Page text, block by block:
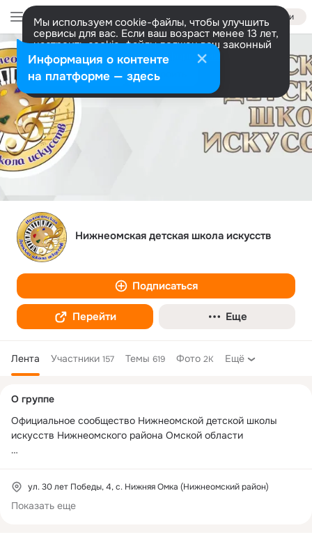
Войти
Мы используем cookie-файлы, чтобы улучшить
сервисы для вас. Если ваш возраст менее 13 лет,
настроить cookie-файлы должен ваш законный
представитель. Больше информации
Разрешить все Настроить
Нижнеомская детская школа искусств
Подписаться
Перейти Еще
Лента Участники 157 Темы 619 Фото 2K Ещё
колонка
О группе
Официальное сообщество Нижнеомской детской школы
искусств Нижнеомского района Омской области
ВКонтакте:
ул. 30 лет Победы, 4, с. Нижняя Омка (Нижнеомский район)
Показать еще
Информация о контенте
на платформе — здесь